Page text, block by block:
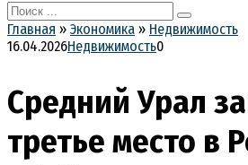
Search
for:
Главная » Экономика » Недвижимость
16.04.2026Недвижимость0
Средний Урал
третье место в